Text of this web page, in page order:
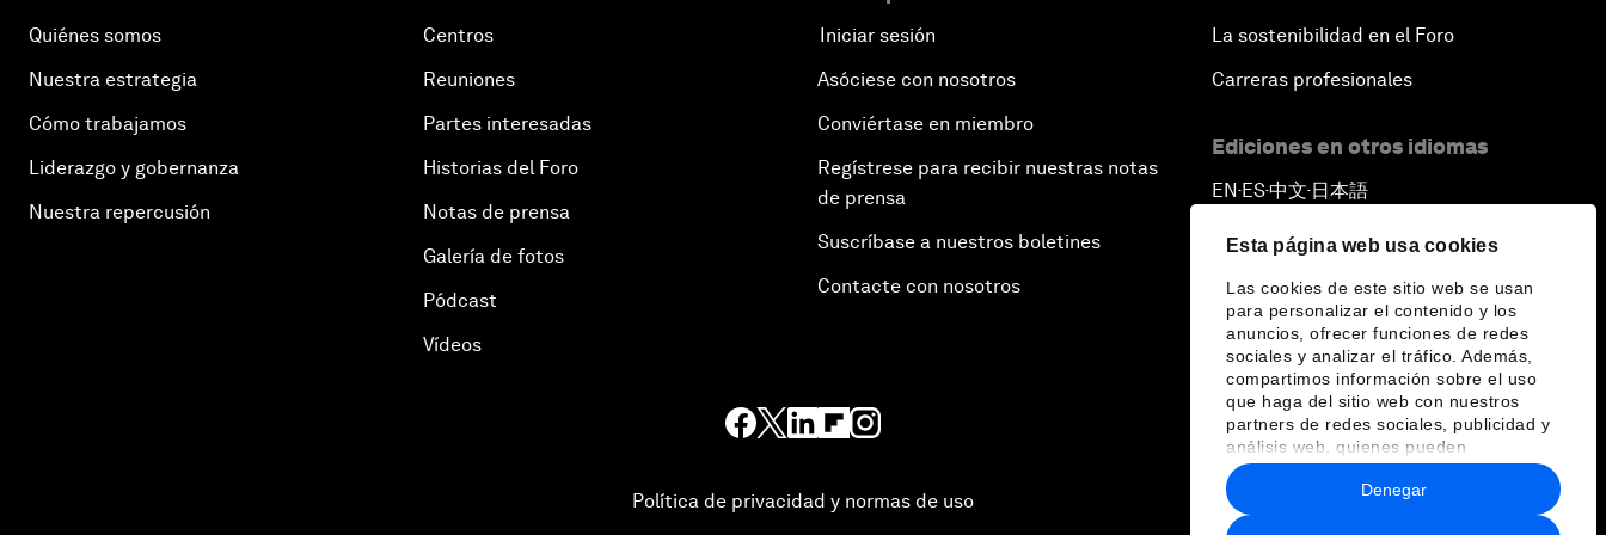
Esta página web usa cookies
Las cookies de este sitio web se usan
para personalizar el contenido y los
anuncios, ofrecer funciones de redes
sociales y analizar el tráfico. Además,
compartimos información sobre el uso
que haga del sitio web con nuestros
partners de redes sociales, publicidad y
análisis web, quienes pueden
combinarla con otra información que les
haya proporcionado o que hayan
recopilado a partir del uso que haya
Denegar
Quiénes somos
Nuestra estrategia
Cómo trabajamos
Liderazgo y gobernanza
Nuestra repercusión
Centros
Reuniones
Partes interesadas
Historias del Foro
Notas de prensa
Galería de fotos
Pódcast
Vídeos
Iniciar sesión
Asóciese con nosotros
Conviértase en miembro
Regístrese para recibir nuestras notas
de prensa
Suscríbase a nuestros boletines
Contacte con nosotros
La sostenibilidad en el Foro
Carreras profesionales
Ediciones en otros idiomas
EN ▪ ES▪中文▪ 日本語
Política de privacidad y normas de uso